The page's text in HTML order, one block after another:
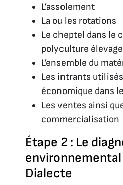
L’assolement
La ou les rotations
Le cheptel dans le
polyculture élevage
L’ensemble du
Les intrants
économique dans
Les ventes ainsi
commercialisation
Étape 2 : Le
environnemental
Dialecte